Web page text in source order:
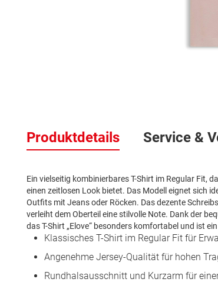
der
Bildergalerie
Produktdetails
Ein vielseitig kombinierbares T-Shirt im Regular Fit,
einen zeitlosen Look bietet. Das Modell eignet sich
Outfits mit Jeans oder Röcken. Das dezente
verleiht dem Oberteil eine stilvolle Note. Dank der
das T-Shirt „Elove“ besonders komfortabel und ist
Klassisches T-Shirt im Regular Fit für
Angenehme Jersey-Qualität für hohen
Rundhalsausschnitt und Kurzarm für
Service &